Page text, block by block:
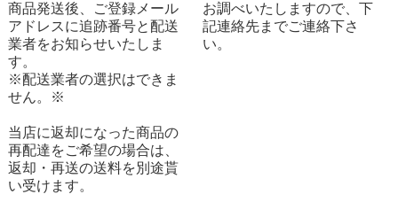
商品発送後、ご登録メール
アドレスに追跡番号と配送
業者をお知らせいたしま
す。
※配送業者の選択はできま
せん。※
当店に返却になった商品の
再配達をご希望の場合は、
返却・再送の送料を別途貰
い受けます。
お調べいたしますので、下
記連絡先までご連絡下さ
い。